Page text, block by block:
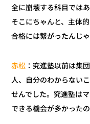
全に崩壊する科目では
そこにちゃんと、主体
合格には繋がったんじ
赤松 ：究進塾以前は集
人、自分のわからない
せんでした。究進塾は
できる機会が多かった